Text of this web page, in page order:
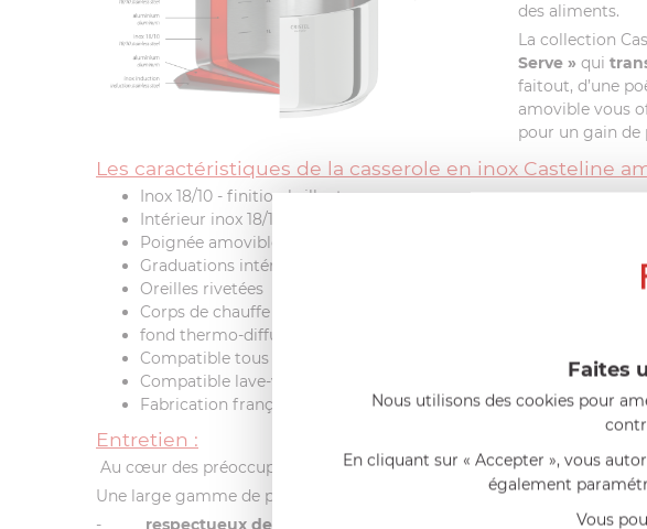
des aliments.
La collection
Serve » qui
faitout, d’une
amovible vous
pour un gain de
Les caractéristiques de la casserole en inox Casteline
Inox 18/10 - finition brillante
Intérieur inox 18/10
Poignée amovible
Graduations intérieures tous les 0,5L
Oreilles rivetées
Corps de chauffe "Multiply" (inox/aluminium/inox)
fond thermo-diffuseur
Compatible tous feux + induction
Compatible lave-vaisselle, four et grill
Fabrication française, labélisée « Origine France Garantie »
Entretien :
Au cœur des préoccupations de l’entreprise,Cristel possède sa
Une large gamme de produits :
- respectueux de l’environnement
Faites
Nous utilisons des cookies pour
En cliquant sur « Accepter », vous
également
Vous